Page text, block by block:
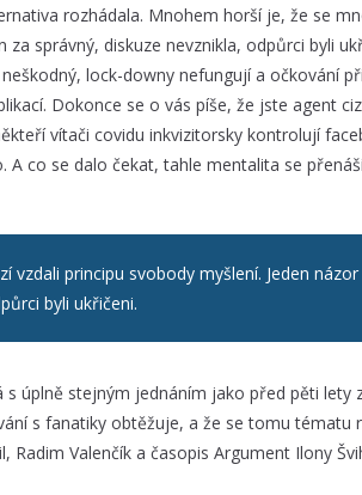
rozhádala. Mnohem horší je, že se
za správný, diskuze nevznikla, odpůrci byli
lock-downy nefungují a očkování
Dokonce se o vás píše, že jste agent
vítači covidu inkvizitorsky kontrolují
A co se dalo čekat, tahle mentalita se
vzdali principu svobody myšlení. Jeden
byli ukřičeni.
úplně stejným jednáním jako před pěti lety
s fanatiky obtěžuje, a že se tomu tématu
Radim Valenčík a časopis Argument Ilony